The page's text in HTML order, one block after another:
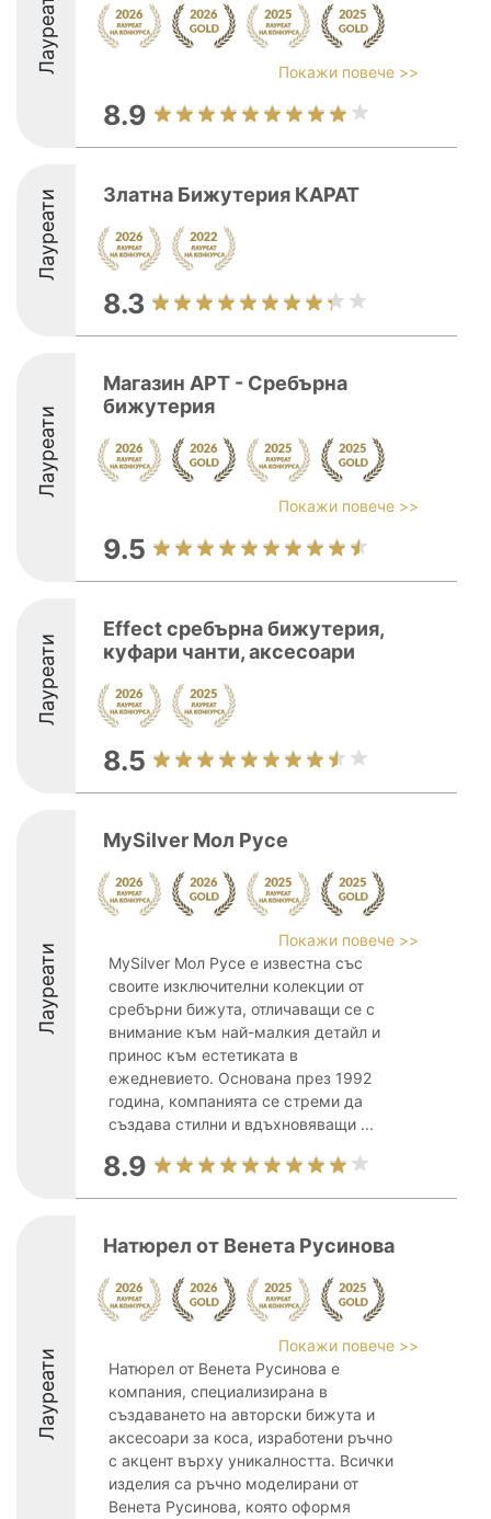
Лауреати Покажи повече >>
8.9
Лауреати Златна Бижутерия КАРАТ
8.3
Лауреати
Магазин АРТ - Сребърна
бижутерия
Покажи повече >>
9.5
Лауреати
Effect сребърна бижутерия,
куфари чанти, аксесоари
8.5
Лауреати
MySilver Мол Русе
Покажи повече >>
MySilver Мол Русе е известна със
своите изключителни колекции от
сребърни бижута, отличаващи се с
внимание към най-малкия детайл и
принос към естетиката в
ежедневието. Основана през 1992
година, компанията се стреми да
създава стилни и вдъхновяващи ...
8.9
Лауреати
Натюрел от Венета Русинова
Покажи повече >>
Натюрел от Венета Русинова е
компания, специализирана в
създаването на авторски бижута и
аксесоари за коса, изработени ръчно
с акцент върху уникалността. Всички
изделия са ръчно моделирани от
Венета Русинова, която оформя